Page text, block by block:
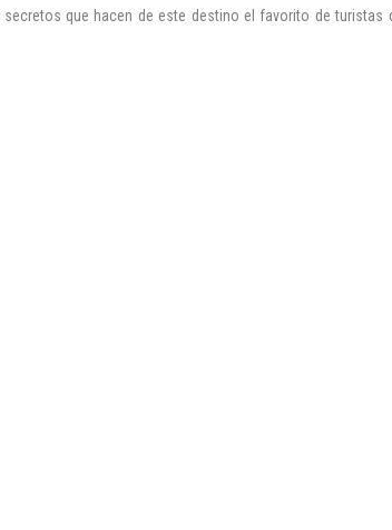
que hacen de este destino el favorito de turistas